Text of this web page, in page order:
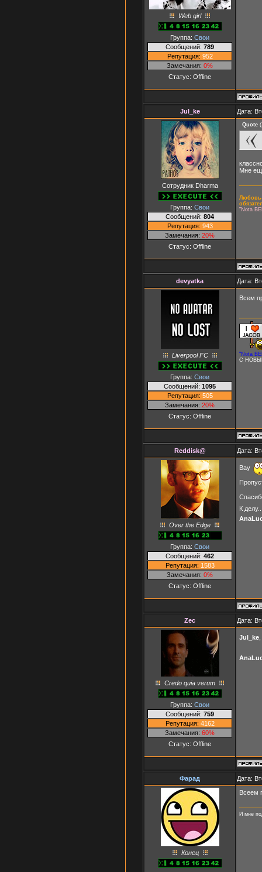
Web girl
Группа: Свои
Сообщений: 789
Репутация: 952
Замечания: 0%
Статус: Offline
Jul_ke Дата:
Сотрудник Dharma
Группа: Свои
Сообщений: 804
Репутация: 943
Замечания: 20%
Статус: Offline
Quote (
Мне
Любовь-
"Nota
devyatka Дата:
Liverpool FC
Группа: Свои
Сообщений: 1095
Репутация: 505
Замечания: 20%
Статус: Offline
Всем
"Nota
С
Reddisk@ Дата:
Over the Edge
Группа: Свои
Сообщений: 462
Репутация: 1583
Замечания: 0%
Статус: Offline
Вау
К
Zec Дата:
Credo quia verum
Группа: Свои
Сообщений: 759
Репутация: 4162
Замечания: 60%
Статус: Offline
Jul_ke
Фарад Дата:
Конец
Всеем
И мне